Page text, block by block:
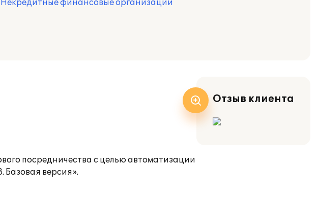
Некредитные финансовые организации
посредничества с целью автоматизации
Базовая версия».
Отзыв клиента